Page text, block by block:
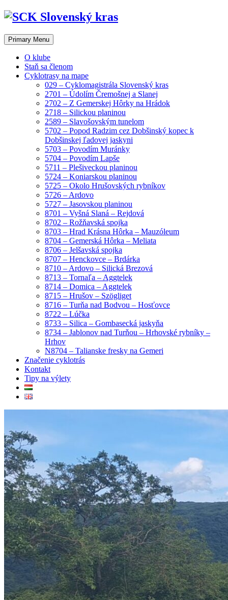
Skip
content
Primary Menu
O klube
Staň sa členom
Cyklotrasy na mape
029 – Cyklomagistrála Slovenský kras
2701 – Údolím Čremošnej a Slanej
2702 – Z Gemerskej Hôrky na Hrádok
2718 – Silickou planinou
2589 – Slavošovským tunelom
5702 – Popod Radzim cez Dobšinský kopec k
Dobšinskej ľadovej jaskyni
5703 – Povodím Muránky
5704 – Povodím Lapše
5711 – Plešiveckou planinou
5724 – Koniarskou planinou
5725 – Okolo Hrušovských rybníkov
5726 – Ardovo
5727 – Jasovskou planinou
8701 – Vyšná Slaná – Rejdová
8702 – Rožňavská spojka
8703 – Hrad Krásna Hôrka – Mauzóleum
8704 – Gemerská Hôrka – Meliata
8706 – Jelšavská spojka
8707 – Henckovce – Brdárka
8710 – Ardovo – Silická Brezová
8713 – Tornaľa – Aggtelek
8714 – Domica – Aggtelek
8715 – Hrušov – Szögliget
8716 – Turňa nad Bodvou – Hosťovce
8722 – Lúčka
8733 – Silica – Gombasecká jaskyňa
8734 – Jablonov nad Turňou – Hrhovské rybníky –
Hrhov
N8704 – Talianske fresky na Gemeri
Značenie cyklotrás
Kontakt
Tipy na výlety